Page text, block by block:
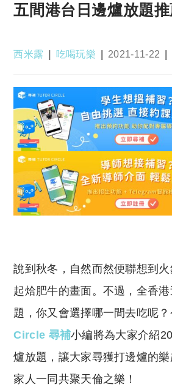
五間港台日邊爐放題推
Post
西米露
Post
吃喝玩樂
Post
2021-11-22
說到秋冬，自然而然便聯想到
起烚肥牛的畫面。不過，全香
題，你又會選擇哪一間去吃呢？
Circle 尋補小編將為大家介紹
爐放題，讓大家尋獲打邊爐的
家人一同共聚天倫之樂！